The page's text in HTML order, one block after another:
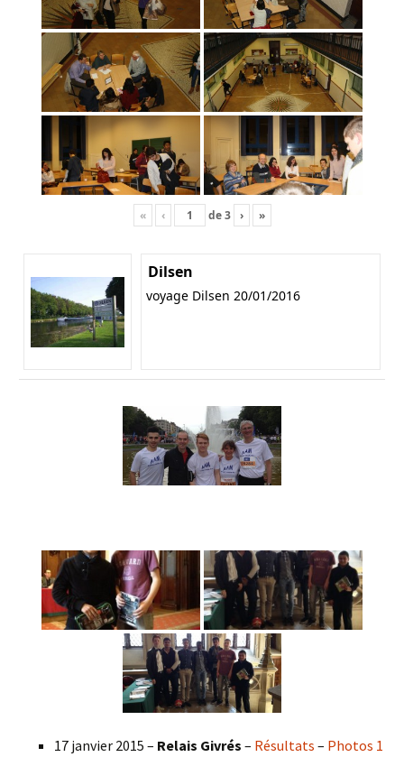
« ‹ de3 › »
Dilsen
voyage Dilsen 20/01/2016
17 janvier 2015 – Relais Givrés – Résultats – Photos 1